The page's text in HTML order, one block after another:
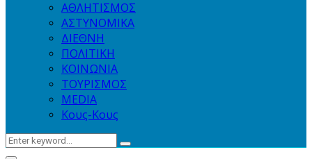
ΑΘΛΗΤΙΣΜΟΣ
ΑΣΤΥΝΟΜΙΚΑ
ΔΙΕΘΝΗ
ΠΟΛΙΤΙΚΗ
ΚΟΙΝΩΝΙΑ
ΤΟΥΡΙΣΜΟΣ
MEDIA
Κους-Κους
Search
for:
Search